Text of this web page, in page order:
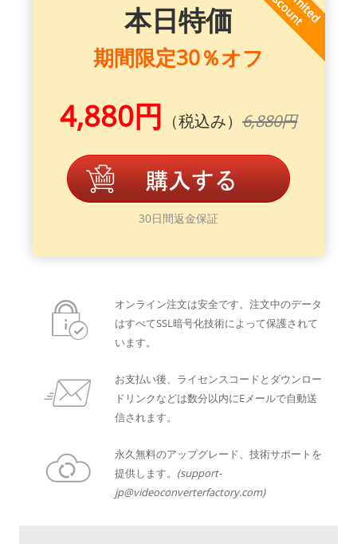
本日特価
期間限定30％オフ
4,880円 （税込み） 6,880円
30日間返金保証
オンライン注文は安全です。注文中のデータ
はすべてSSL暗号化技術によって保護されて
います。
お支払い後、ライセンスコードとダウンロー
ドリンクなどは数分以内にEメールで自動送
信されます。
永久無料のアップグレード、技術サポートを
提供します。 (support-
jp@videoconverterfactory.com)